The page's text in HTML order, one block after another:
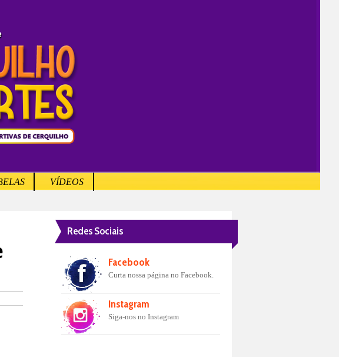
VÍDEOS
Redes Sociais
Facebook
Curta nossa página no Facebook.
Instagram
Siga-nos no Instagram